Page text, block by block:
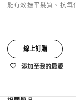
能有效撫平髮質、抗氧
線上訂購
添加至我的最愛